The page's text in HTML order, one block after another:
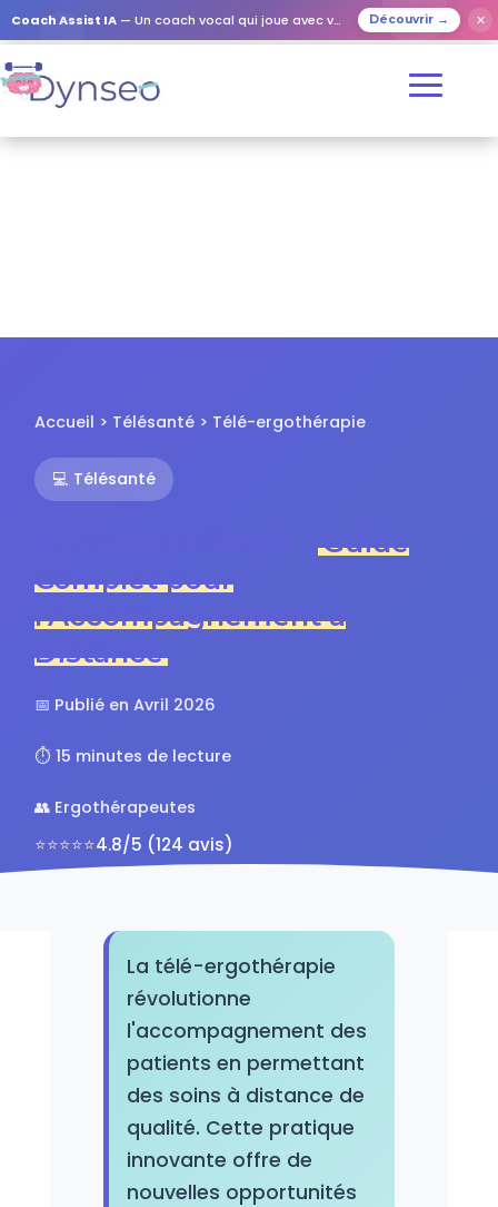
Coach Assist IA — Un coach vocal qui joue avec vos proches Découvrir → ✕
Accueil > Télésanté > Télé-ergothérapie
💻 Télésanté
Guide
Complet pour
l'Accompagnement à
Distance
📅 Publié en Avril 2026
⏱️ 15 minutes de lecture
👥 Ergothérapeutes
⭐⭐⭐⭐⭐4.8/5 (124 avis)
La télé-ergothérapie
révolutionne
l'accompagnement des
patients en permettant
des soins à distance de
qualité. Cette pratique
innovante offre de
nouvelles opportunités